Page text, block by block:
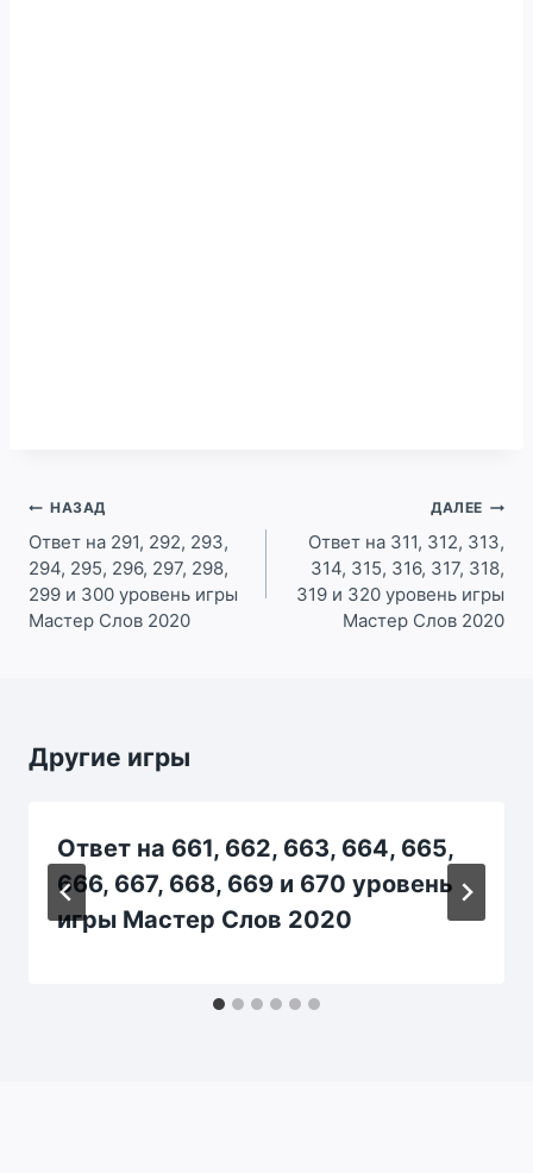
Навигация
по
записям
НАЗАД
Ответ на 291, 292, 293,
294, 295, 296, 297, 298,
299 и 300 уровень игры
Мастер Слов 2020
ДАЛЕЕ
Ответ на 311, 312, 313,
314, 315, 316, 317, 318,
319 и 320 уровень игры
Мастер Слов 2020
Другие игры
Ответ на 661, 662, 663, 664, 665,
666, 667, 668, 669 и 670 уровень
игры Мастер Слов 2020